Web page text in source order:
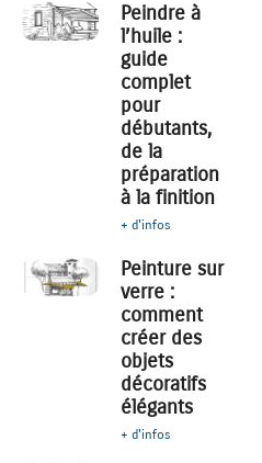
Peindre à
l’huile :
guide
complet
pour
débutants,
de la
préparation
à la finition
+ d'infos
Peinture sur
verre :
comment
créer des
objets
décoratifs
élégants
+ d'infos